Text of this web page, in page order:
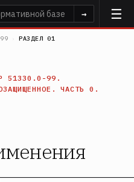
→
› РАЗДЕЛ 01
51330.0-99.
ЧАСТЬ 0.